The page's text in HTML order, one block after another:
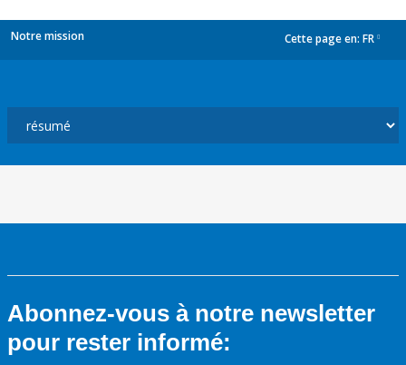
Notre mission Cette page en: FR
Abonnez-vous à notre newsletter
pour rester informé: